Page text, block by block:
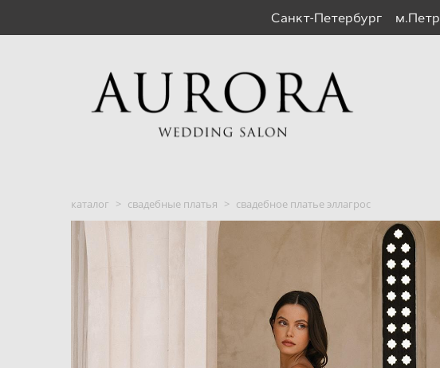
Санкт-Петербург
каталог > свадебные платья > свадебное платье эллагрос